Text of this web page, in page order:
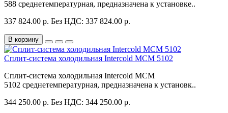
588 среднетемпературная, предназначена к установке..
337 824.00 р. Без НДС: 337 824.00 р.
В корзину
Сплит-система холодильная Intercold MCM 5102
Сплит-система холодильная Intercold MCM
5102 среднетемпературная, предназначена к установк..
344 250.00 р. Без НДС: 344 250.00 р.